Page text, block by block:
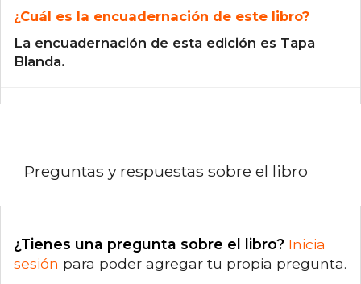
¿Cuál es la encuadernación de este libro?
La encuadernación de esta edición es Tapa
Blanda.
Preguntas y respuestas sobre el libro
¿Tienes una pregunta sobre el libro? Inicia
sesión para poder agregar tu propia pregunta.